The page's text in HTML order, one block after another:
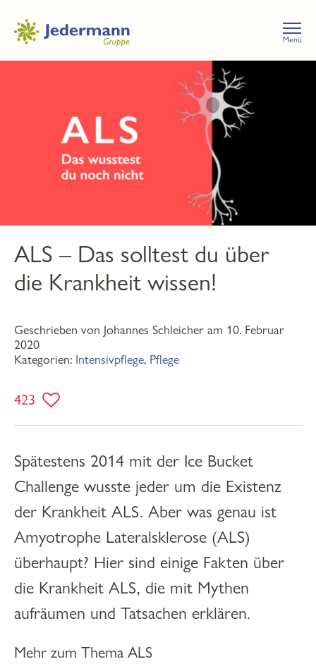
Menü
ALS – Das solltest du über
die Krankheit wissen!
Geschrieben von Johannes Schleicher am 10. Februar
2020
Kategorien: Intensivpflege, Pflege
423
Spätestens 2014 mit der Ice Bucket
Challenge wusste jeder um die Existenz
der Krankheit ALS. Aber was genau ist
Amyotrophe Lateralsklerose (ALS)
überhaupt? Hier sind einige Fakten über
die Krankheit ALS, die mit Mythen
aufräumen und Tatsachen erklären.
Mehr zum Thema ALS